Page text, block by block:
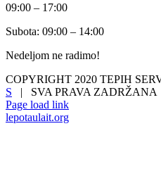
09:00 – 17:00
Subota: 09:00 – 14:00
Nedeljom ne radimo!
COPYRIGHT 2020 TEPIH
S | SVA PRAVA ZADRŽANA
Facebook
Page load link
lepotaulait.org